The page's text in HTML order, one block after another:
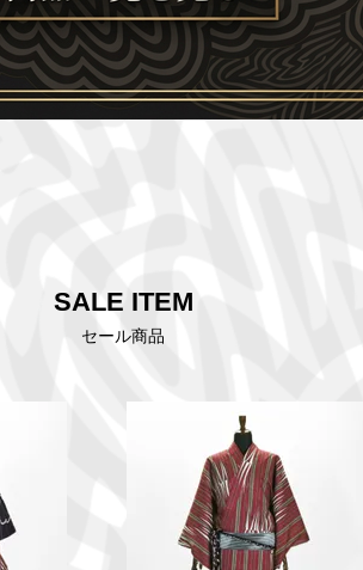
SALE ITEM
セール商品